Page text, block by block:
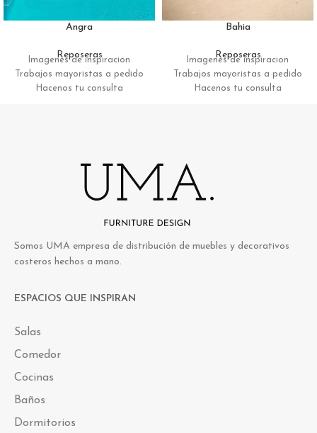
Angra
Reposeras
Imagenes de inspiracion
Trabajos mayoristas a pedido
Hacenos tu consulta
Bahia
Reposeras
Imagenes de inspiracion
Trabajos mayoristas a pedido
Hacenos tu consulta
Somos UMA empresa de distribución de muebles y decorativos
costeros hechos a mano.
ESPACIOS QUE INSPIRAN
Salas
Comedor
Cocinas
Baños
Dormitorios